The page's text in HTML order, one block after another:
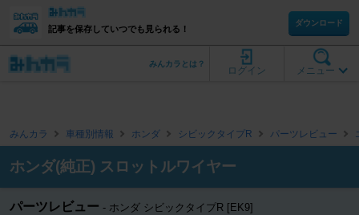
記事を保存していつでも見られる！
ダウンロード
メニュー
ログイン
みんカラとは？
みんカラ 車種別情報 ホンダ シビックタイプR パーツレビュー
ホンダ(純正) スロットルワイヤー
パーツレビュー ホンダ シビックタイプR [EK9]